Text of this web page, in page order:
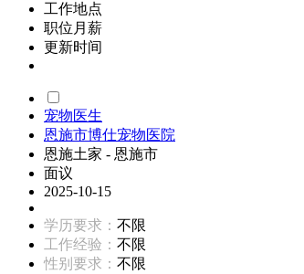
工作地点
职位月薪
更新时间
宠物医生
恩施市博仕宠物医院
恩施土家 - 恩施市
面议
2025-10-15
学历要求： 不限
工作经验： 不限
性别要求： 不限